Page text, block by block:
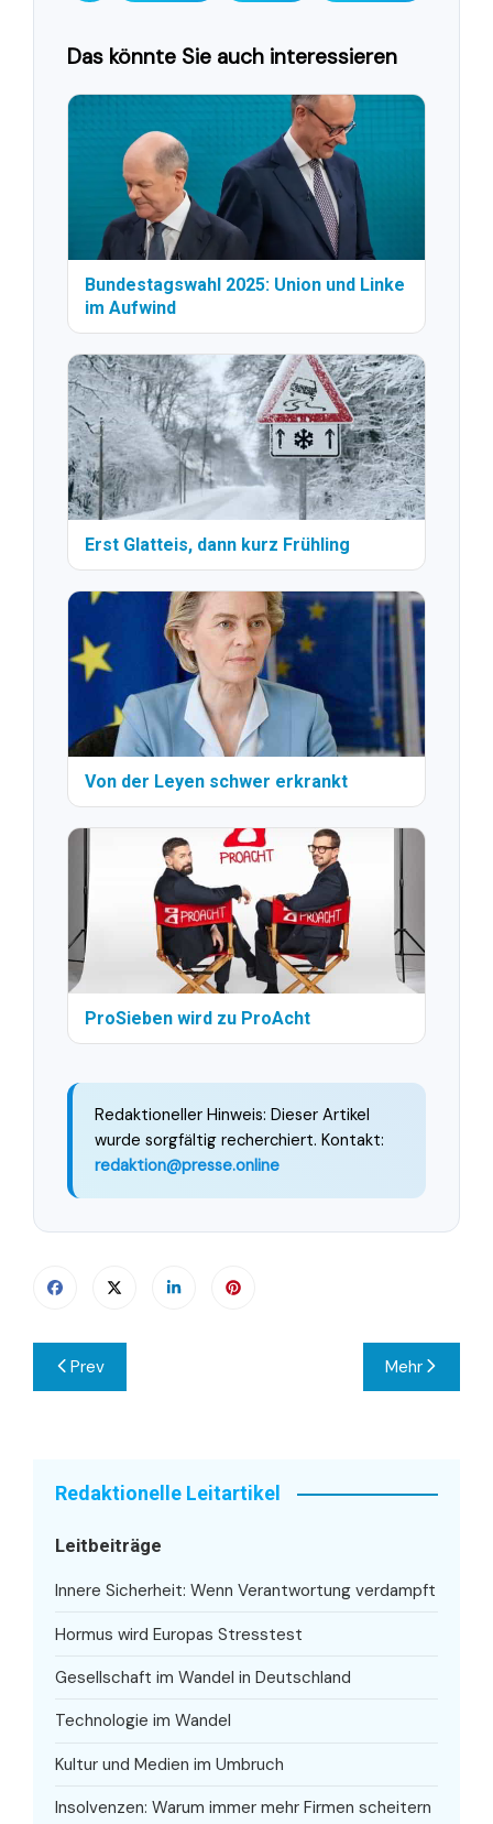
Das könnte Sie auch interessieren
Bundestagswahl 2025: Union und Linke
im Aufwind
Erst Glatteis, dann kurz Frühling
Von der Leyen schwer erkrankt
ProSieben wird zu ProAcht
Redaktioneller Hinweis: Dieser Artikel
wurde sorgfältig recherchiert. Kontakt:
redaktion@presse.online
Beitragsnavigation
Prev Mehr
Redaktionelle Leitartikel
Leitbeiträge
Innere Sicherheit: Wenn Verantwortung verdampft
Hormus wird Europas Stresstest
Gesellschaft im Wandel in Deutschland
Technologie im Wandel
Kultur und Medien im Umbruch
Insolvenzen: Warum immer mehr Firmen scheitern